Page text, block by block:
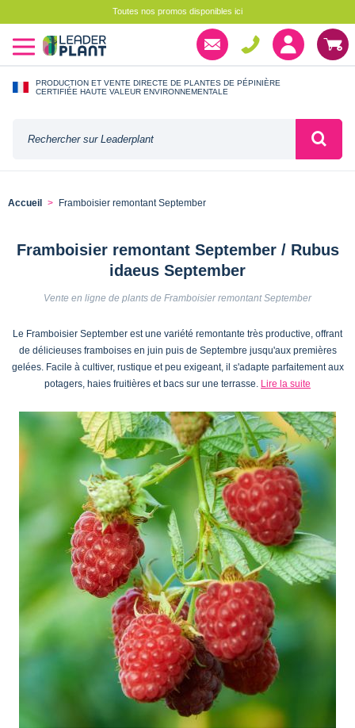
Toutes nos promos disponibles ici
PRODUCTION ET VENTE DIRECTE DE PLANTES DE PÉPINIÈRE
CERTIFIÉE HAUTE VALEUR ENVIRONNEMENTALE
Accueil Framboisier remontant September
Framboisier remontant September / Rubus
idaeus September
Vente en ligne de plants de Framboisier remontant September
Le Framboisier September est une variété remontante très productive, offrant
de délicieuses framboises en juin puis de Septembre jusqu'aux premières
gelées. Facile à cultiver, rustique et peu exigeant, il s'adapte parfaitement aux
potagers, haies fruitières et bacs sur une terrasse. Lire la suite